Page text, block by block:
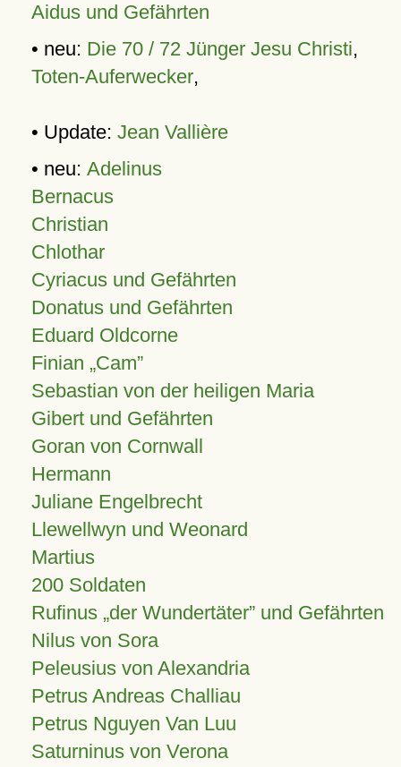
Aidus und Gefährten
• neu: Die 70 / 72 Jünger Jesu Christi,
Toten-Auferwecker,
• Update: Jean Vallière
• neu: Adelinus
Bernacus
Christian
Chlothar
Cyriacus und Gefährten
Donatus und Gefährten
Eduard Oldcorne
Finian Cam
Sebastian von der heiligen Maria
Gibert und Gefährten
Goran von Cornwall
Hermann
Juliane Engelbrecht
Llewellwyn und Weonard
Martius
200 Soldaten
Rufinus „der Wundertäter” und Gefährten
Nilus von Sora
Peleusius von Alexandria
Petrus Andreas Challiau
Petrus Nguyen Van Luu
Saturninus von Verona